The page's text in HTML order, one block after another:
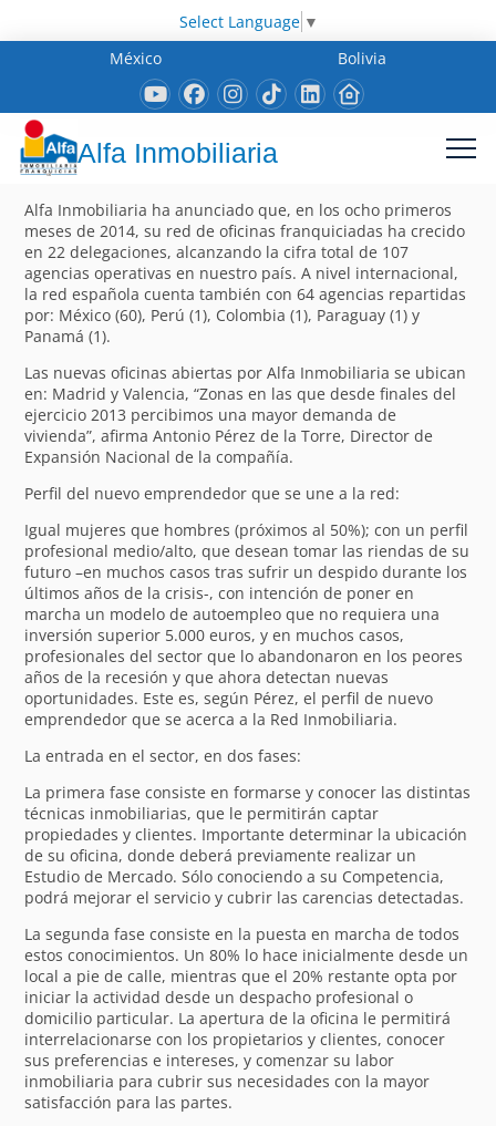
Select Language ▼
México
Bolivia
Alfa Inmobiliaria
Alfa Inmobiliaria ha anunciado que, en los ocho primeros
meses de 2014, su red de oficinas franquiciadas ha crecido
en 22 delegaciones, alcanzando la cifra total de 107
agencias operativas en nuestro país. A nivel internacional,
la red española cuenta también con 64 agencias repartidas
por: México (60), Perú (1), Colombia (1), Paraguay (1) y
Panamá (1).
Las nuevas oficinas abiertas por Alfa Inmobiliaria se ubican
en: Madrid y Valencia, “Zonas en las que desde finales del
ejercicio 2013 percibimos una mayor demanda de
vivienda”, afirma Antonio Pérez de la Torre, Director de
Expansión Nacional de la compañía.
Perfil del nuevo emprendedor que se une a la red:
Igual mujeres que hombres (próximos al 50%); con un perfil
profesional medio/alto, que desean tomar las riendas de su
futuro –en muchos casos tras sufrir un despido durante los
últimos años de la crisis-, con intención de poner en
marcha un modelo de autoempleo que no requiera una
inversión superior 5.000 euros, y en muchos casos,
profesionales del sector que lo abandonaron en los peores
años de la recesión y que ahora detectan nuevas
oportunidades. Este es, según Pérez, el perfil de nuevo
emprendedor que se acerca a la Red Inmobiliaria.
La entrada en el sector, en dos fases:
La primera fase consiste en formarse y conocer las distintas
técnicas inmobiliarias, que le permitirán captar
propiedades y clientes. Importante determinar la ubicación
de su oficina, donde deberá previamente realizar un
Estudio de Mercado. Sólo conociendo a su Competencia,
podrá mejorar el servicio y cubrir las carencias detectadas.
La segunda fase consiste en la puesta en marcha de todos
estos conocimientos. Un 80% lo hace inicialmente desde un
local a pie de calle, mientras que el 20% restante opta por
iniciar la actividad desde un despacho profesional o
domicilio particular. La apertura de la oficina le permitirá
interrelacionarse con los propietarios y clientes, conocer
sus preferencias e intereses, y comenzar su labor
inmobiliaria para cubrir sus necesidades con la mayor
satisfacción para las partes.